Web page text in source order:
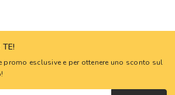
TE!
promo esclusive e per ottenere uno sconto sul